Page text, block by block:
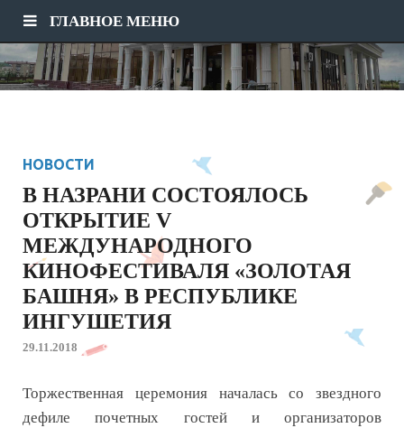
ГЛАВНОЕ МЕНЮ
НОВОСТИ
В НАЗРАНИ СОСТОЯЛОСЬ
ОТКРЫТИЕ V
МЕЖДУНАРОДНОГО
КИНОФЕСТИВАЛЯ «ЗОЛОТАЯ
БАШНЯ» В РЕСПУБЛИКЕ
ИНГУШЕТИЯ
29.11.2018
Торжественная церемония началась со звездного
дефиле почетных гостей и организаторов